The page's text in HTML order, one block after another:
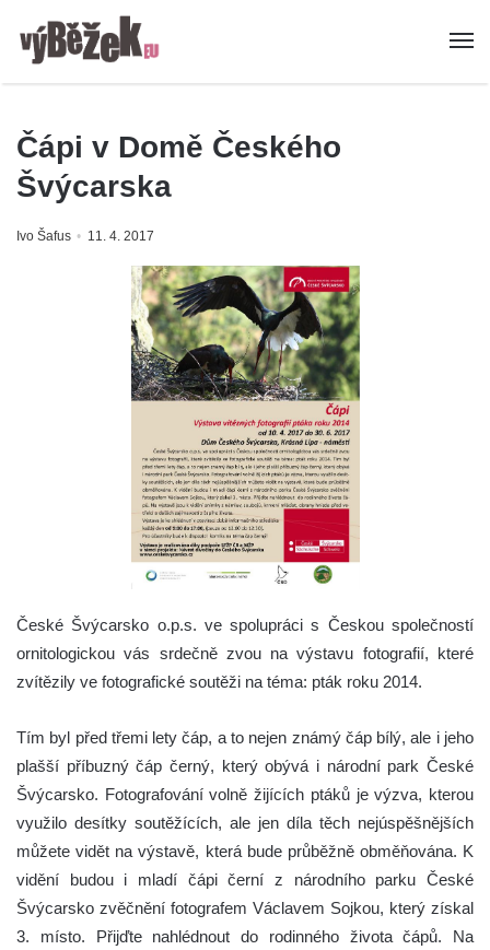
Čápi v Domě Českého
Švýcarska
Ivo Šafus 11. 4. 2017
České Švýcarsko o.p.s. ve spolupráci s Českou společností
ornitologickou vás srdečně zvou na výstavu fotografií, které
zvítězily ve fotografické soutěži na téma: pták roku 2014.
Tím byl před třemi lety čáp, a to nejen známý čáp bílý, ale i jeho
plašší příbuzný čáp černý, který obývá i národní park České
Švýcarsko. Fotografování volně žijících ptáků je výzva, kterou
využilo desítky soutěžících, ale jen díla těch nejúspěšnějších
můžete vidět na výstavě, která bude průběžně obměňována. K
vidění budou i mladí čápi černí z národního parku České
Švýcarsko zvěčnění fotografem Václavem Sojkou, který získal
3. místo. Přijďte nahlédnout do rodinného života čápů. Na